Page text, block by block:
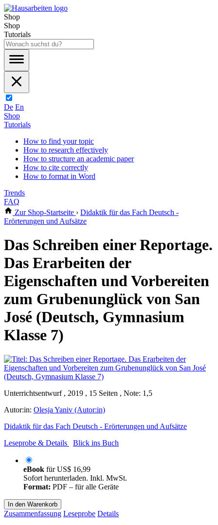
Shop
Shop
Tutorials
De En
Shop
Tutorials
How to find your topic
How to research effectively
How to structure an academic paper
How to cite correctly
How to format in Word
Trends
FAQ
Zur Shop-Startseite › Didaktik für das Fach Deutsch -
Erörterungen und Aufsätze
Das Schreiben einer Reportage.
Das Erarbeiten der
Eigenschaften und Vorbereiten
zum Grubenunglück von San
José (Deutsch, Gymnasium
Klasse 7)
Unterrichtsentwurf , 2019 , 15 Seiten , Note: 1,5
Autor:in: Olesja Yaniv (Autor:in)
Didaktik für das Fach Deutsch - Erörterungen und Aufsätze
Leseprobe & Details
Blick ins Buch
eBook fürUS$ 16,99
Sofort herunterladen. Inkl. MwSt.
Format: PDF – für alle Geräte
In den Warenkorb
Zusammenfassung Leseprobe Details